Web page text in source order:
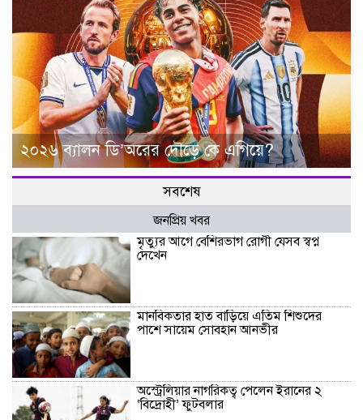
২০২৬ ব্যালন ডি’অরের দৌড়ে কে এগিয়ে?
সবশেষ
জনপ্রিয় খবর
মৃত্যুর আগে বেশিরভাগ রোগী যেসব স্বপ্ন
দেখেন
মানবিকতার হাত বাড়িয়ে এতিম শিশুদের
পাশে সায়েম সোবহান আনভীর
অস্ট্রেলিয়ার নাগরিকত্ব পেলেন ইরানের ২
‘বিদ্রোহী’ ফুটবলার